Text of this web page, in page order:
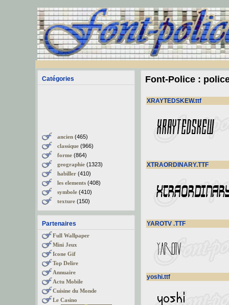
Catégories
ancien(465)
classique(966)
forme(864)
geographie(1323)
habiller(410)
les elements(408)
symbole(410)
texture(150)
Partenaires
Full Wallpaper
Mini Jeux
Icone Gif
Top Delire
Annuaire
Actu Mobile
Cuisine du Monde
Le Casino
Font-Police :
XRAYTEDSKEW.ttf
XTRAORDINARY.TTF
YAROTV .TTF
yoshi.ttf